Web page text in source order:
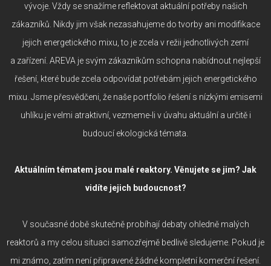
vývoje. Vždy se snažíme reflektovat aktuální potřeby našich
zákazníků. Nikdy jim však nezasahujeme do tvorby ani modifikace
jejich energetického mixu, to je zcela v režii jednotlivých zemí
a zařízení. AREVA je svým zákazníkům schopna nabídnout nejlepší
řešení, které bude zcela odpovídat potřebám jejich energetického
mixu. Jsme přesvědčeni, že naše portfolio řešení s nízkými emisemi
uhlíku je velmi atraktivní, vezmeme-li v úvahu aktuální a určitě i
budoucí ekologická témata.
Aktuálním tématem jsou malé reaktory. Věnujete se jim? Jak
vidíte jejich budoucnost?
V současné době skutečně probíhají debaty ohledně malých
reaktorů a my celou situaci samozřejmě bedlivě sledujeme. Pokud je
mi známo, zatím není připravené žádné kompletní komerční řešení.